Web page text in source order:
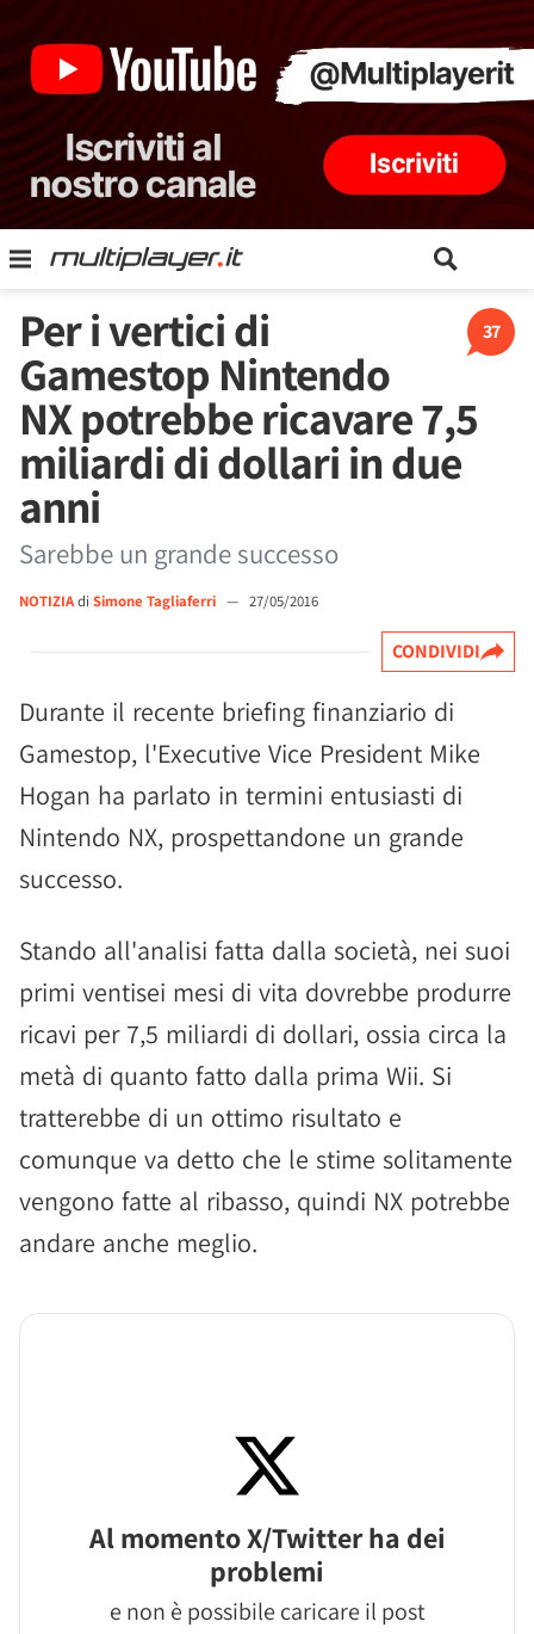
37
Per i vertici di
Gamestop Nintendo
NX potrebbe ricavare 7,5
miliardi di dollari in due
anni
Sarebbe un grande successo
NOTIZIAdi Simone Tagliaferri — 27/05/2016
CONDIVIDI
Durante il recente briefing finanziario di
Gamestop, l'Executive Vice President Mike
Hogan ha parlato in termini entusiasti di
Nintendo NX, prospettandone un grande
successo.
Stando all'analisi fatta dalla società, nei suoi
primi ventisei mesi di vita dovrebbe produrre
ricavi per 7,5 miliardi di dollari, ossia circa la
metà di quanto fatto dalla prima Wii. Si
tratterebbe di un ottimo risultato e
comunque va detto che le stime solitamente
vengono fatte al ribasso, quindi NX potrebbe
andare anche meglio.
Al momento X/Twitter ha dei
problemi
e non è possibile caricare il post